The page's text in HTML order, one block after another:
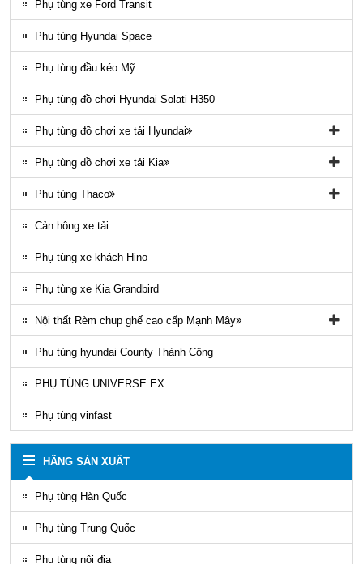
ĐÈN LED COUNTY
Nội thất County
Ngoại thất County
Phụ tùng điều hòa County
Phụ tùng xe Ford Transit
Phụ tùng Hyundai Space
Phụ tùng đầu kéo Mỹ
Phụ tùng đồ chơi Hyundai Solati H350
Phụ tùng đồ chơi xe tải Hyundai
Phụ tùng đồ chơi xe tải Hyundai HD65, HD72
Phụ tùng Trago
Phụ tung hyundai mighty ex8
Phụ tùng đồ chơi xe tải Kia
Phụ tùng đồ chơi kia Bongo
Phụ tùng Kia K3000
Phụ tùng Thaco
Phụ tùng vỏ xe khách Thaco
Phụ tùng gầm máy xe khách Thaco
Cản hông xe tải
Phụ tùng xe khách Hino
Phụ tùng xe Kia Grandbird
Nội thất Rèm chup ghế cao cấp Mạnh Mây
Rèm áo ghế xe County Mạnh Mây
Phụ tùng hyundai County Thành Công
PHỤ TÙNG UNIVERSE EX
Phụ tùng vinfast
HÃNG SẢN XUẤT
Phụ tùng Hàn Quốc
Phụ tùng Trung Quốc
Phụ tùng nội địa